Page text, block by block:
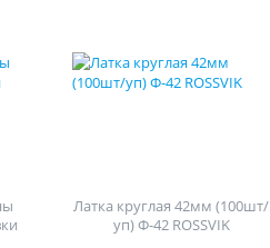
Латка круглая 42мм (100шт/
уп) Ф-42 ROSSVIK